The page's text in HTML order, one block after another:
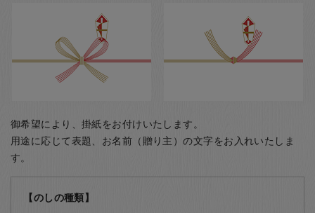
御希望により、掛紙をお付けいたします。
用途に応じて表題、お名前（贈り主）の文字をお入れいたしま
す。
【のしの種類】